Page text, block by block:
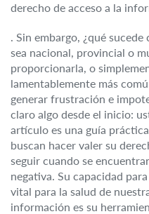
derecho de acceso a la
. Sin embargo, ¿qué
sea nacional, provincial o
proporcionarla, o
lamentablemente más
generar frustración e
claro algo desde el inicio:
artículo es una guía
buscan hacer valer su
seguir cuando se
negativa. Su capacidad
vital para la salud de
información es su